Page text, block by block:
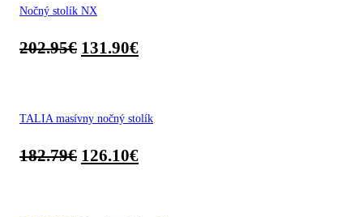
Nočný stolík NX
202.95€ 131.90€
TALIA masívny nočný stolík
182.79€ 126.10€